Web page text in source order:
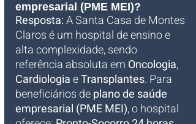
empresarial (PME MEI)?
Resposta: A Santa Casa de Montes
Claros é um hospital de ensino e
alta complexidade, sendo
referência absoluta em Oncologia,
Cardiologia e Transplantes. Para
beneficiários de plano de saúde
empresarial (PME MEI), o hospital